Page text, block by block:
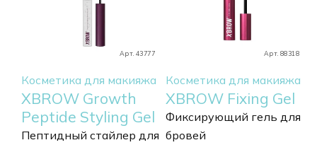
Арт. 43777
Косметика для макияжа
XBROW Growth
Peptide Styling Gel
Пептидный стайлер для
Арт. 88318
Косметика для макияжа
XBROW Fixing Gel
Фиксирующий гель для
бровей